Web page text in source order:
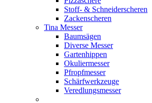
Stoff- & Schneiderscheren
Zackenscheren
Tina Messer
Baumsägen
Diverse Messer
Gartenhippen
Okuliermesser
Pfropfmesser
Schärfwerkzeuge
Veredlungsmesser